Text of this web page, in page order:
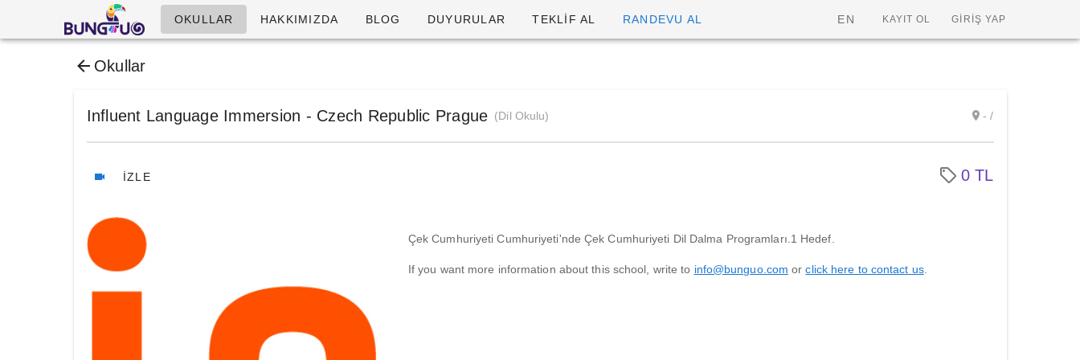
OKULLAR HAKKIMIZDA BLOG DUYURULAR TEKLİF AL RANDEVU AL EN KAYIT OL GİRİŞ YAP
Okullar
Influent Language Immersion - Czech Republic Prague (Dil Okulu) - /
İZLE 0 TL
Çek Cumhuriyeti Cumhuriyeti'nde Çek Cumhuriyeti Dil Dalma Programları.1 Hedef.
If you want more information about this school, write to info@bunguo.com orclick here to contact us.